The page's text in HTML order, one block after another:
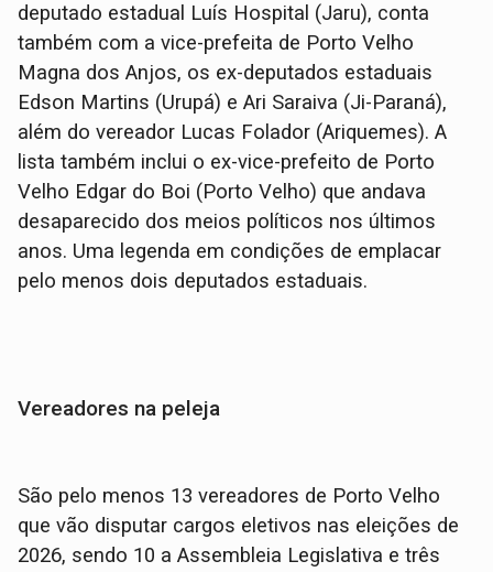
deputado estadual Luís Hospital (Jaru), conta
também com a vice-prefeita de Porto Velho
Magna dos Anjos, os ex-deputados estaduais
Edson Martins (Urupá) e Ari Saraiva (Ji-Paraná),
além do vereador Lucas Folador (Ariquemes). A
lista também inclui o ex-vice-prefeito de Porto
Velho Edgar do Boi (Porto Velho) que andava
desaparecido dos meios políticos nos últimos
anos. Uma legenda em condições de emplacar
pelo menos dois deputados estaduais.
Vereadores na peleja
São pelo menos 13 vereadores de Porto Velho
que vão disputar cargos eletivos nas eleições de
2026, sendo 10 a Assembleia Legislativa e três